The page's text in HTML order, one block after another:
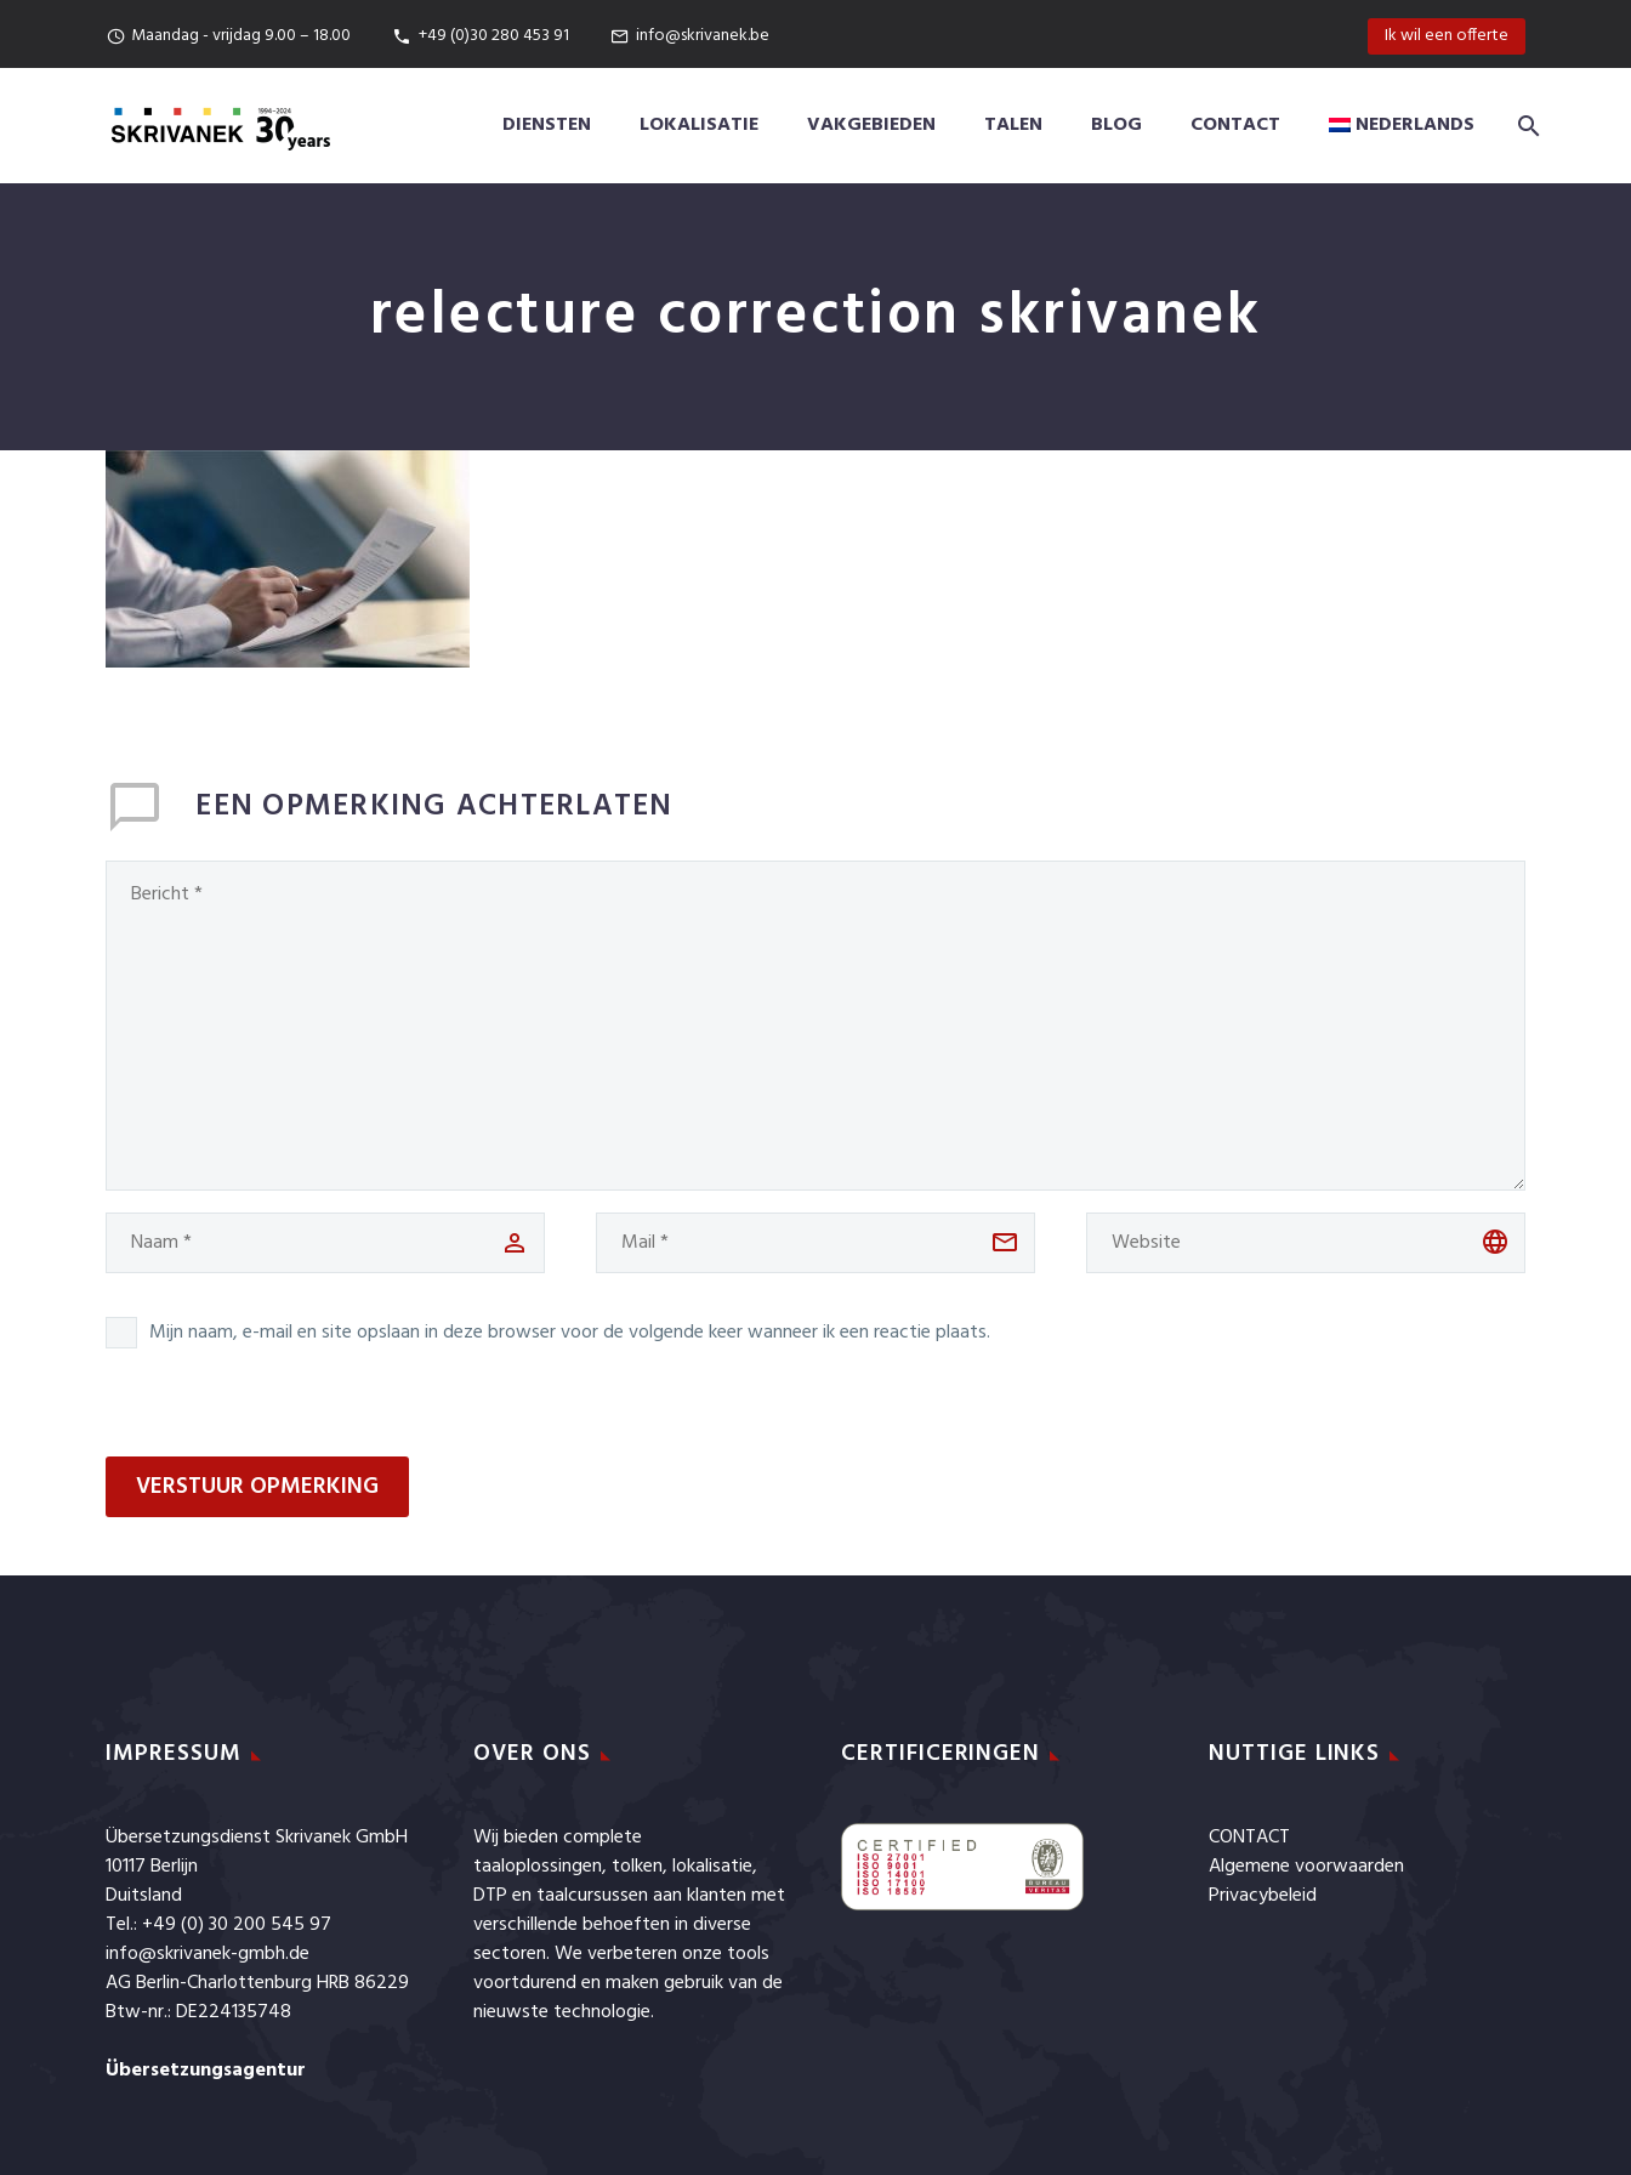
Maandag - vrijdag 9.00 – 18.00 +49 (0)30 280 453 91 info@skrivanek.be Ik wil een offerte
DIENSTEN LOKALISATIE VAKGEBIEDEN TALEN BLOG CONTACT NEDERLANDS
relecture correction skrivanek
EEN OPMERKING ACHTERLATEN
Mijn naam, e-mail en site opslaan in deze browser voor de volgende keer wanneer ik een reactie plaats.
VERSTUUR OPMERKING
IMPRESSUM
Übersetzungsdienst Skrivanek GmbH
10117 Berlijn
Duitsland
Tel.: +49 (0) 30 200 545 97
info@skrivanek-gmbh.de
AG Berlin-Charlottenburg HRB 86229
Btw-nr.: DE224135748
Übersetzungsagentur
OVER ONS
Wij bieden complete
taaloplossingen, tolken,lokalisatie,
DTP en taalcursussen aan klanten met
verschillende behoeften in diverse
sectoren. We verbeteren onze tools
voortdurend en maken gebruik van de
nieuwste technologie.
CERTIFICERINGEN NUTTIGE LINKS
CONTACT
Algemene voorwaarden
Privacybeleid